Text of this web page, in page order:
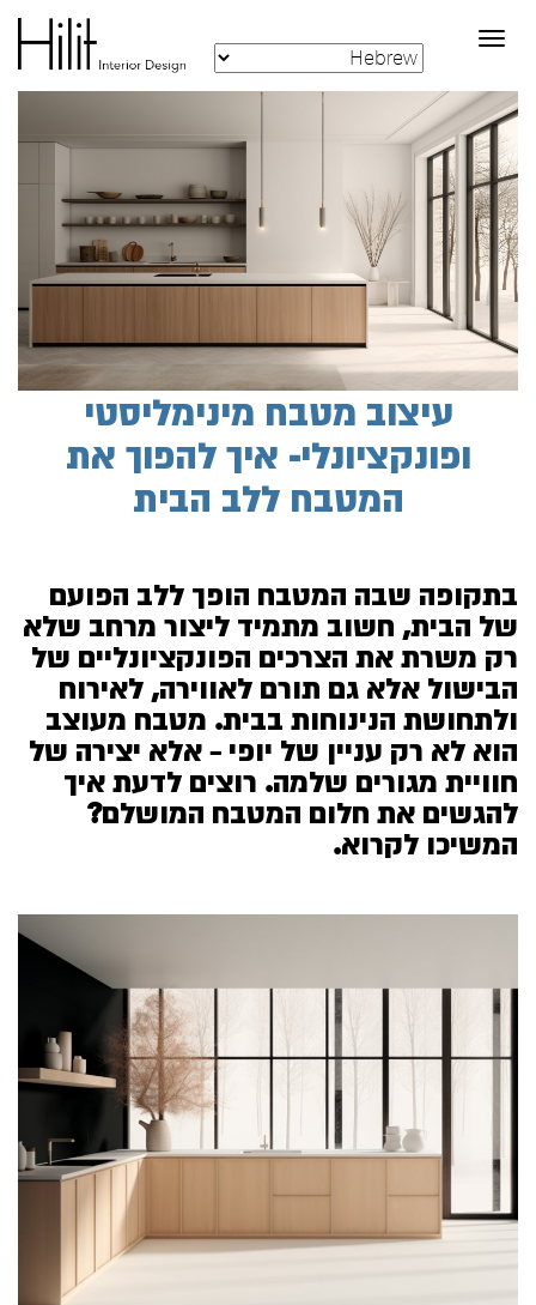
Toggle
navigation
עיצוב מטבח מינימליסטי
ופונקציונלי- איך להפוך את
המטבח ללב הבית
בתקופה שבה המטבח הופך ללב הפועם
של הבית, חשוב מתמיד ליצור מרחב שלא
רק משרת את הצרכים הפונקציונליים של
הבישול אלא גם תורם לאווירה, לאירוח
ולתחושת הנינוחות בבית. מטבח מעוצב
הוא לא רק עניין של יופי – אלא יצירה של
חוויית מגורים שלמה. רוצים לדעת איך
להגשים את חלום המטבח המושלם?
המשיכו לקרוא.